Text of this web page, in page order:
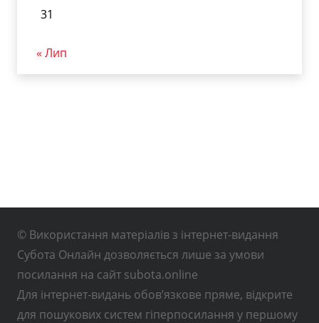
31
« Лип
© Використання матеріалів з інтернет-видання
Субота Онлайн дозволяється лише за умови
посилання на сайт subota.online
Для інтернет-видань обов’язкове пряме, відкрите
для пошукових систем гіперпосилання у першому